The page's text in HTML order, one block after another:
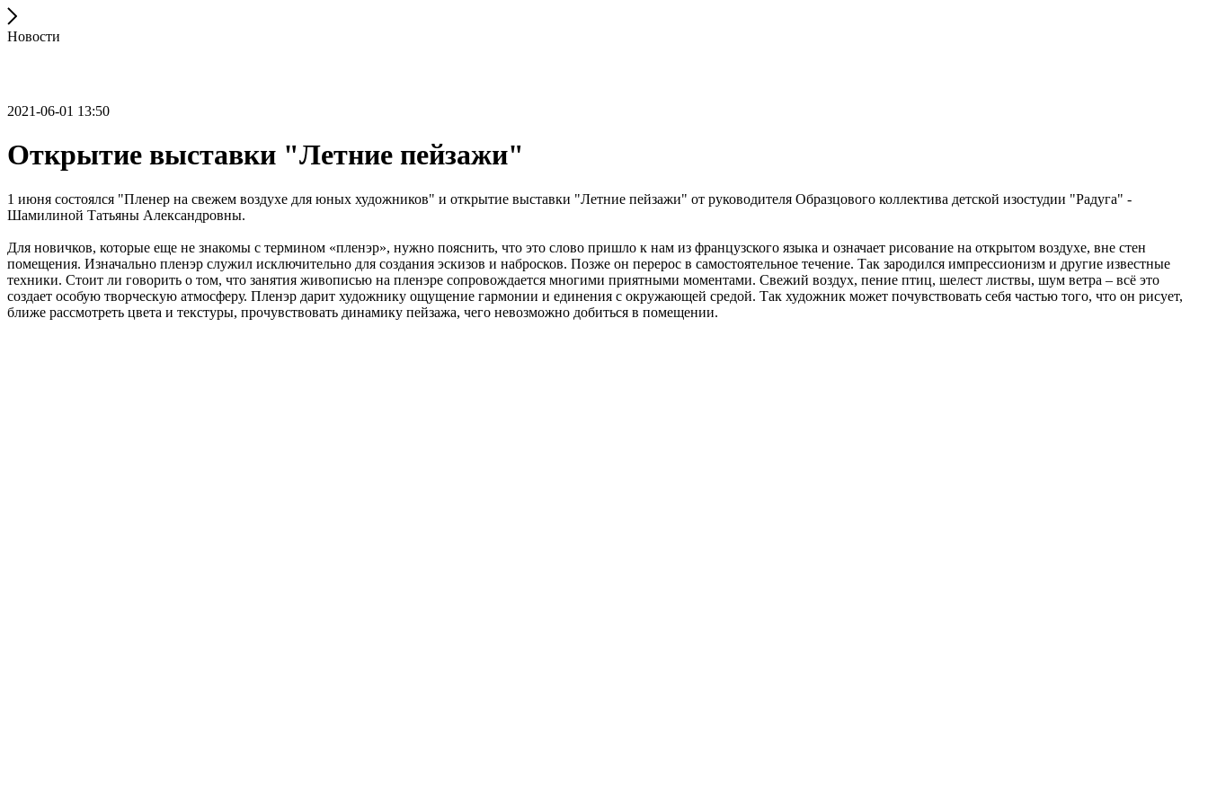
Новости
2021-06-01 13:50
Открытие выставки "Летние пейзажи"
1 июня состоялся "Пленер на свежем воздухе для юных художников" и открытие выставки "Летние пейзажи" от руководителя Образцового коллектива детской изостудии "Радуга" -
Шамилиной Татьяны Александровны.
Для новичков, которые еще не знакомы с термином «пленэр», нужно пояснить, что это слово пришло к нам из французского языка и означает рисование на открытом воздухе, вне стен
помещения. Изначально пленэр служил исключительно для создания эскизов и набросков. Позже он перерос в самостоятельное течение. Так зародился импрессионизм и другие известные
техники. Стоит ли говорить о том, что занятия живописью на пленэре сопровождается многими приятными моментами. Свежий воздух, пение птиц, шелест листвы, шум ветра – всё это
создает особую творческую атмосферу. Пленэр дарит художнику ощущение гармонии и единения с окружающей средой. Так художник может почувствовать себя частью того, что он рисует,
ближе рассмотреть цвета и текстуры, прочувствовать динамику пейзажа, чего невозможно добиться в помещении.